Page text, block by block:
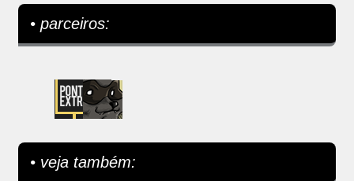
• parceiros:
• veja também: